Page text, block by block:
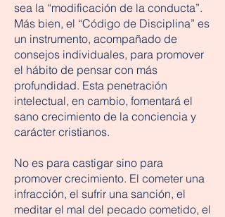
sea la “modificación de la conducta”.
Más bien, el “Código de Disciplina” es
un instrumento, acompañado de
consejos individuales, para promover
el hábito de pensar con más
profundidad. Esta penetración
intelectual, en cambio, fomentará el
sano crecimiento de la conciencia y
carácter cristianos.
No es para castigar sino para
promover crecimiento. El cometer una
infracción, el sufrir una sanción, el
meditar el mal del pecado cometido, el